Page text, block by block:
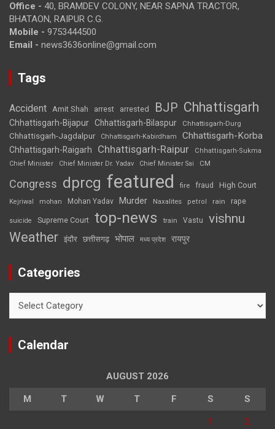
Office - 40, BRAMDEV COLONY, NEAR SAPNA TRACTOR,
BHATAON, RAIPUR C.G.
Mobile - 9753444500
Email - news3636online@gmail.com
Tags
Accident Amit Shah arrest arrested BJP Chhattisgarh
Chhattisgarh-Bijapur Chhattisgarh-Bilaspur Chhattisgarh-Durg
Chhattisgarh-Jagdalpur Chhattisgarh-Kabirdham Chhattisgarh-Korba
Chhattisgarh-Raigarh Chhattisgarh-Raipur
Chhattisgarh-Sukma
Chief Minister
Chief Minister Dr. Yadav Chief Minister Sai CM
Congress dprcg featured fire fraud High Court
Kejriwal mohan Mohan Yadav Murder Naxalites petrol rain rape
suicide Supreme Court top-news train Vastu vishnu
Weather इंदौर छत्तीसगढ़ भोपाल मध्य प्रदेश रायपुर
Categories
Calendar
AUGUST 2026
M T W T F S S
1 2